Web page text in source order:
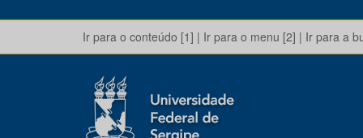
Ir para o conteúdo [1] | Ir para o menu [2] | Ir para a